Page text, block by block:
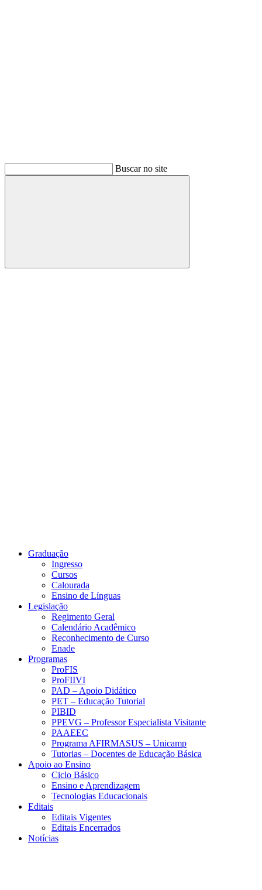
Buscar no site
Buscar
Graduação
Ingresso
Cursos
Calourada
Ensino de Línguas
Legislação
Regimento Geral
Calendário Acadêmico
Reconhecimento de Curso
Enade
Programas
ProFIS
ProFIIVI
PAD – Apoio Didático
PET – Educação Tutorial
PIBID
PPEVG – Professor Especialista Visitante
PAAEEC
Programa AFIRMASUS – Unicamp
Tutorias – Docentes de Educação Básica
Apoio ao Ensino
Ciclo Básico
Ensino e Aprendizagem
Tecnologias Educacionais
Editais
Editais Vigentes
Editais Encerrados
Notícias